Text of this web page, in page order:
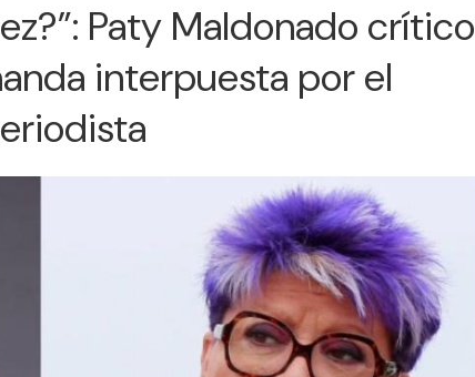
Paty Maldonado crítico
interpuesta por el